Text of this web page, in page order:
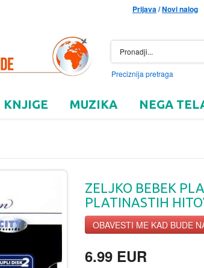
Prijava/Novi nalog
Preciznija pretraga
KNJIGE MUZIKA NEGA
ZELJKO BEBEK
PLATINASTIH
OBAVESTI ME KAD BUDE
6.99 EUR